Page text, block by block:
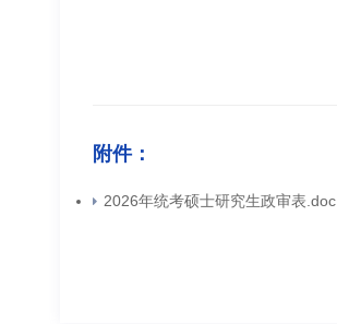
附件：
2026年统考硕士研究生政审表.doc